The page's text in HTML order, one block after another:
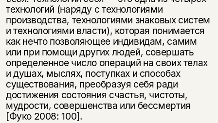
технологий (наряду с технологиями
производства, технологиями знаковых систем
и технологиями власти), которая понимается
как нечто позволяющее индивидам, самим
или при помощи других людей, совершать
определенное число операций на своих телах
и душах, мыслях, поступках и способах
существования, преобразуя себя ради
достижения состояния счастья, чистоты,
мудрости, совершенства или бессмертия
[Фуко 2008: 100].